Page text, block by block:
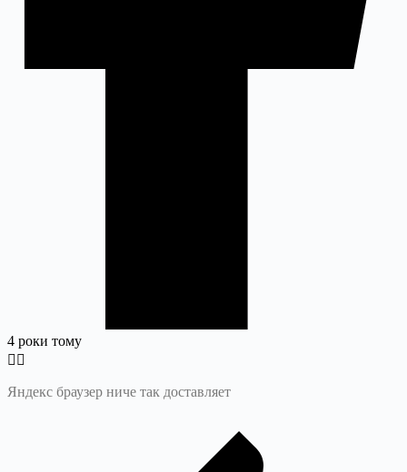
4 роки тому
Яндекс браузер ниче так доставляет